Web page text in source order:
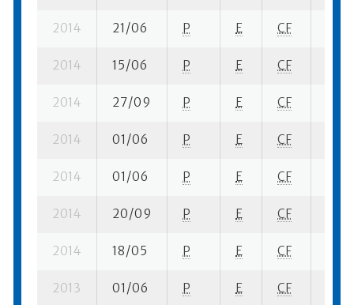
2014 21/06 P E CF
2014 15/06 P E CF
2014 27/09 P E CF
2014 01/06 P E CF
2014 01/06 P E CF
2014 20/09 P E CF
2014 18/05 P E CF
2013 01/06 P E CF